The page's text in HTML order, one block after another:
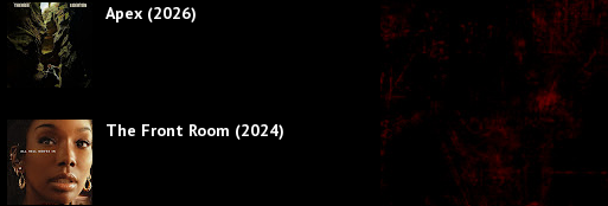
Apex (2026)
The Front Room (2024)